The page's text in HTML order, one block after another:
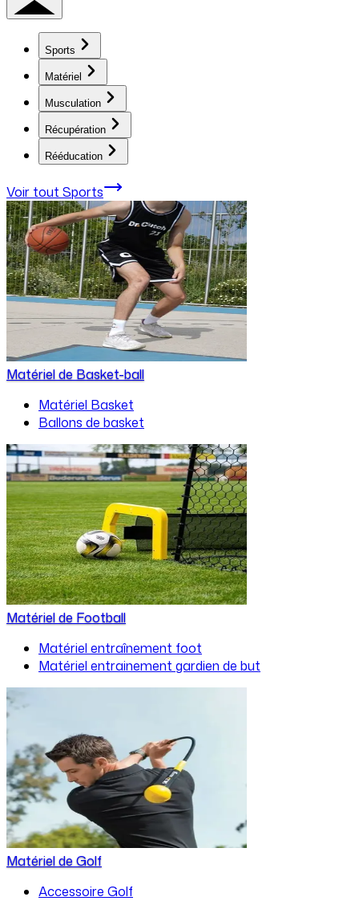
Sports
Matériel
Musculation
Récupération
Rééducation
Voir tout Sports
Matériel de Basket-ball
Matériel Basket
Ballons de basket
Matériel de Football
Matériel entraînement foot
Matériel entrainement gardien de but
Matériel de Golf
Accessoire Golf